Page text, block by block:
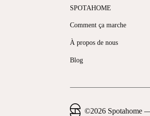
SPOTAHOME
Comment ça marche
À propos de nous
Blog
©2026 Spotahome